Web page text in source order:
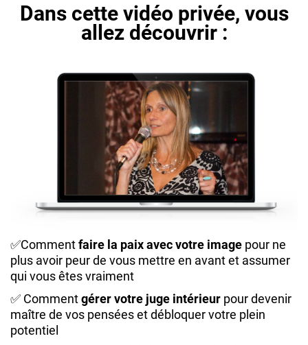
Dans cette vidéo privée, vous
allez découvrir :
✅Commentfaire la paix avec votre image pour ne
plus avoir peur de vous mettre en avant et assumer
qui vous êtes vraiment
✅ Commentgérer votre juge intérieur pour devenir
maître de vos pensées et débloquer votre plein
potentiel